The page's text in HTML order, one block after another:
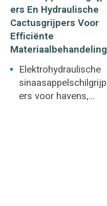
Ers En Hydraulische
Cactusgrijpers Voor
Efficiënte
Materiaalbehandeling
Elektrohydraulische
sinaasappelschilgrijp
ers voor havens,